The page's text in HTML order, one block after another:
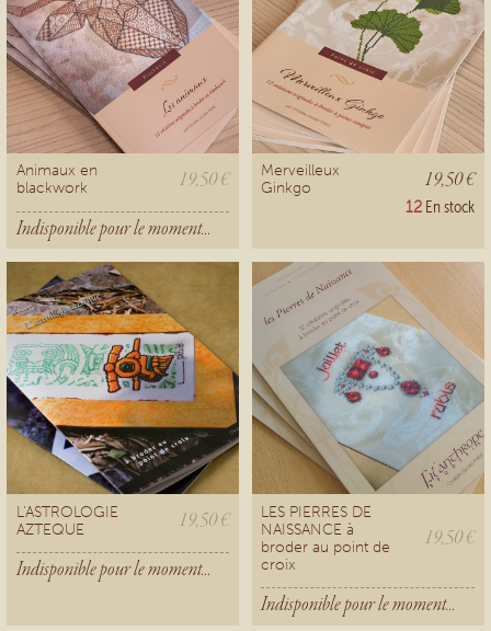
Animaux en
blackwork
19,50 €
Indisponible pour le moment...
Merveilleux
Ginkgo
19,50 €
12 En stock
L'ASTROLOGIE
AZTEQUE
19,50 €
Indisponible pour le moment...
LES PIERRES DE
NAISSANCE à
broder au point de
croix
19,50 €
Indisponible pour le moment...